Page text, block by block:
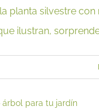
planta silvestre
ilustran,
árbol para tu jardín